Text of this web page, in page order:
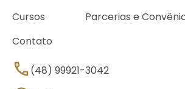
Cursos
Parcerias e
Contato
(48) 99921-3042